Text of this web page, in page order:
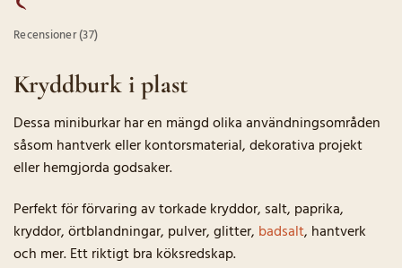
Recensioner (37)
Kryddburk i plast
Dessa miniburkar har en mängd olika användningsområden
såsom hantverk eller kontorsmaterial, dekorativa projekt
eller hemgjorda godsaker.
Perfekt för förvaring av torkade kryddor, salt, paprika,
kryddor, örtblandningar, pulver, glitter, badsalt, hantverk
och mer. Ett riktigt bra köksredskap.